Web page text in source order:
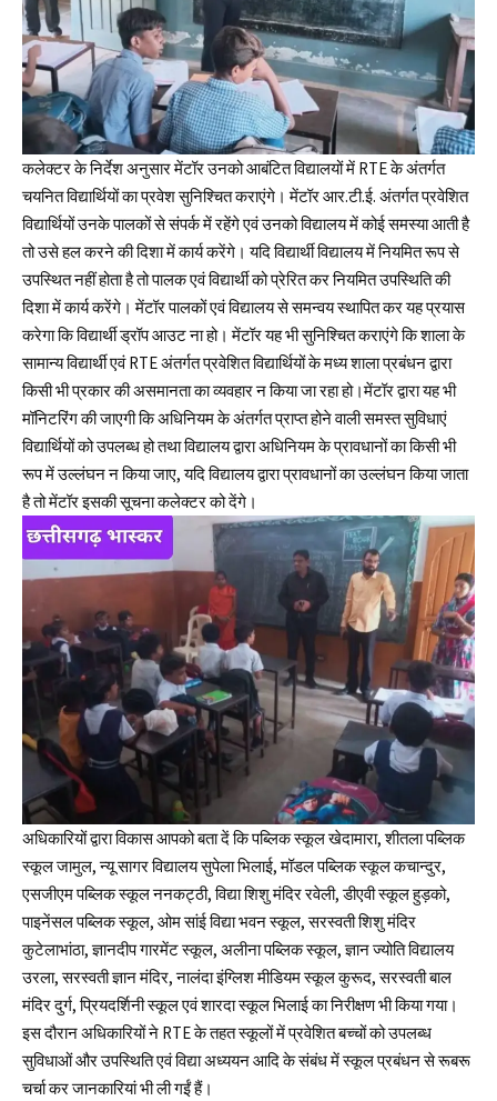
कलेक्टर के निर्देश अनुसार मेंटॉर उनको आबंटित विद्यालयों में RTE के अंतर्गत
चयनित विद्यार्थियों का प्रवेश सुनिश्चित कराएंगे। मेंटॉर आर.टी.ई. अंतर्गत प्रवेशित
विद्यार्थियों उनके पालकों से संपर्क में रहेंगे एवं उनको विद्यालय में कोई समस्या आती है
तो उसे हल करने की दिशा में कार्य करेंगे। यदि विद्यार्थी विद्यालय में नियमित रूप से
उपस्थित नहीं होता है तो पालक एवं विद्यार्थी को प्रेरित कर नियमित उपस्थिति की
दिशा में कार्य करेंगे। मेंटॉर पालकों एवं विद्यालय से समन्वय स्थापित कर यह प्रयास
करेगा कि विद्यार्थी ड्रॉप आउट ना हो। मेंटॉर यह भी सुनिश्चित कराएंगे कि शाला के
सामान्य विद्यार्थी एवं RTE अंतर्गत प्रवेशित विद्यार्थियों के मध्य शाला प्रबंधन द्वारा
किसी भी प्रकार की असमानता का व्यवहार न किया जा रहा हो।मेंटॉर द्वारा यह भी
मॉनिटरिंग की जाएगी कि अधिनियम के अंतर्गत प्राप्त होने वाली समस्त सुविधाएं
विद्यार्थियों को उपलब्ध हो तथा विद्यालय द्वारा अधिनियम के प्रावधानों का किसी भी
रूप में उल्लंघन न किया जाए, यदि विद्यालय द्वारा प्रावधानों का उल्लंघन किया जाता
है तो मेंटॉर इसकी सूचना कलेक्टर को देंगे।
अधिकारियों द्वारा विकास आपको बता दें कि पब्लिक स्कूल खेदामारा, शीतला पब्लिक
स्कूल जामुल, न्यू सागर विद्यालय सुपेला भिलाई, मॉडल पब्लिक स्कूल कचान्दुर,
एसजीएम पब्लिक स्कूल ननकट्ठी, विद्या शिशु मंदिर रवेली, डीएवी स्कूल हुड़को,
पाइनेंसल पब्लिक स्कूल, ओम सांई विद्या भवन स्कूल, सरस्वती शिशु मंदिर
कुटेलाभांठा, ज्ञानदीप गारमेंट स्कूल, अलीना पब्लिक स्कूल, ज्ञान ज्योति विद्यालय
उरला, सरस्वती ज्ञान मंदिर, नालंदा इंग्लिश मीडियम स्कूल कुरूद, सरस्वती बाल
मंदिर दुर्ग, प्रियदर्शिनी स्कूल एवं शारदा स्कूल भिलाई का निरीक्षण भी किया गया।
इस दौरान अधिकारियों ने RTE के तहत स्कूलों में प्रवेशित बच्चों को उपलब्ध
सुविधाओं और उपस्थिति एवं विद्या अध्ययन आदि के संबंध में स्कूल प्रबंधन से रूबरू
चर्चा कर जानकारियां भी ली गईं हैं।